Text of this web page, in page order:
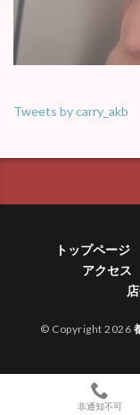
Tweets by carry_akb
トップページ
アクセス
© Copyright 2026
非通知不可